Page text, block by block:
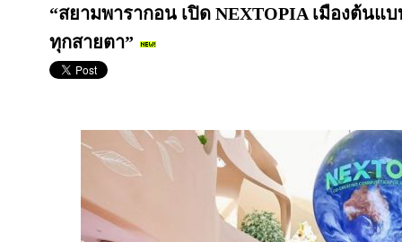
“สยามพารากอน เปิด NEXTOPIA เมืองต้นแ
ทุกสายตา”